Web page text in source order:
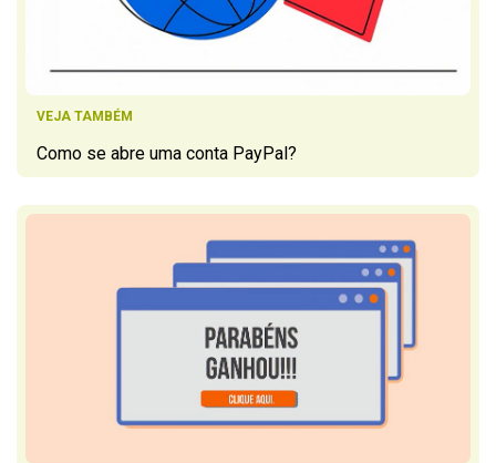
VEJA TAMBÉM
Como se abre uma conta PayPal?